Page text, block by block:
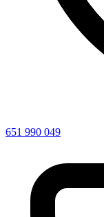
651 990 049